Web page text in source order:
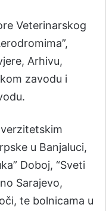
Veterinarskog
Arhivu,
zavodu i
u Banjaluci,
Doboj, “Sveti
Sarajevo,
te bolnicama u